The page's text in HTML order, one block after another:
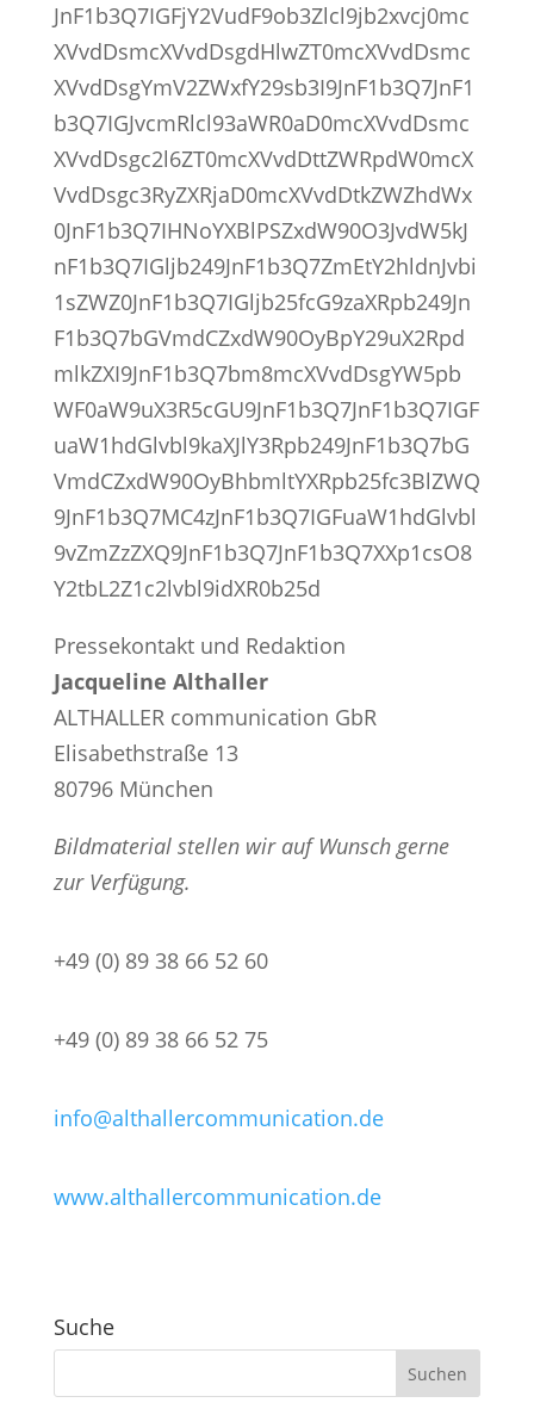
JnF1b3Q7IGFjY2VudF9ob3Zlcl9jb2xvcj0mc
XVvdDsmcXVvdDsgdHlwZT0mcXVvdDsmc
XVvdDsgYmV2ZWxfY29sb3I9JnF1b3Q7JnF1
b3Q7IGJvcmRlcl93aWR0aD0mcXVvdDsmc
XVvdDsgc2l6ZT0mcXVvdDttZWRpdW0mcX
VvdDsgc3RyZXRjaD0mcXVvdDtkZWZhdWx
0JnF1b3Q7IHNoYXBlPSZxdW90O3JvdW5kJ
nF1b3Q7IGljb249JnF1b3Q7ZmEtY2hldnJvbi
1sZWZ0JnF1b3Q7IGljb25fcG9zaXRpb249Jn
F1b3Q7bGVmdCZxdW90OyBpY29uX2Rpd
mlkZXI9JnF1b3Q7bm8mcXVvdDsgYW5pb
WF0aW9uX3R5cGU9JnF1b3Q7JnF1b3Q7IGF
uaW1hdGlvbl9kaXJlY3Rpb249JnF1b3Q7bG
VmdCZxdW90OyBhbmltYXRpb25fc3BlZWQ
9JnF1b3Q7MC4zJnF1b3Q7IGFuaW1hdGlvbl
9vZmZzZXQ9JnF1b3Q7JnF1b3Q7XXp1csO8
Y2tbL2Z1c2lvbl9idXR0b25d
Pressekontakt und Redaktion
Jacqueline Althaller
ALTHALLER communication GbR
Elisabethstraße 13
80796 München
Bildmaterial stellen wir auf Wunsch gerne
zur Verfügung.
+49 (0) 89 38 66 52 60
+49 (0) 89 38 66 52 75
info@althallercommunication.de
www.althallercommunication.de
Suche